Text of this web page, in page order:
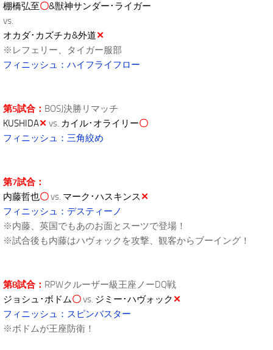
棚橋弘至〇&獣神サンダー･ライガー
vs.
オカダ･カズチカ&外道✕
※レフェリー、タイガー服部
フィニッシュ：ハイフライフロー
第5試合： BOSJ決勝リマッチ
KUSHIDA✕ vs. カイル･オライリー〇
フィニッシュ：三角絞め
第7試合：
内藤哲也〇vs. マーク･ハスキンス ✕
フィニッシュ：デスティーノ
※内藤、英国でもあのお面とスーツで登場！
※試合後も内藤はハヴォックを攻撃、観客からブーイング！
第8試合： RPWクルーザー級王座ノーDQ戦
ジョシュ･ボドム〇vs. ジミー･ハヴォック ✕
フィニッシュ：スピンバスター
※ボドムが王座防衛！